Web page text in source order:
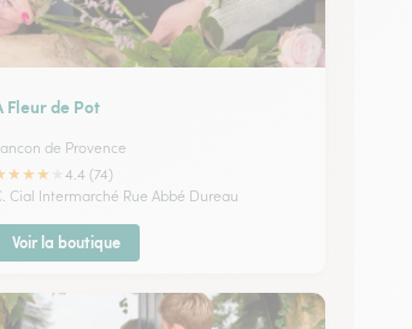
Fleur de Pot
de Provence
★★★
4.4 (74)
Cial Intermarché Rue Abbé Dureau
Voir la boutique